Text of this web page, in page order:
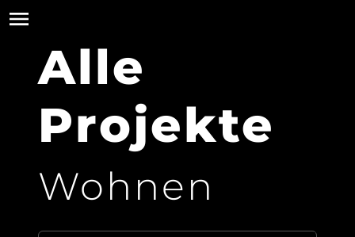
Alle
Projekte
Wohnen